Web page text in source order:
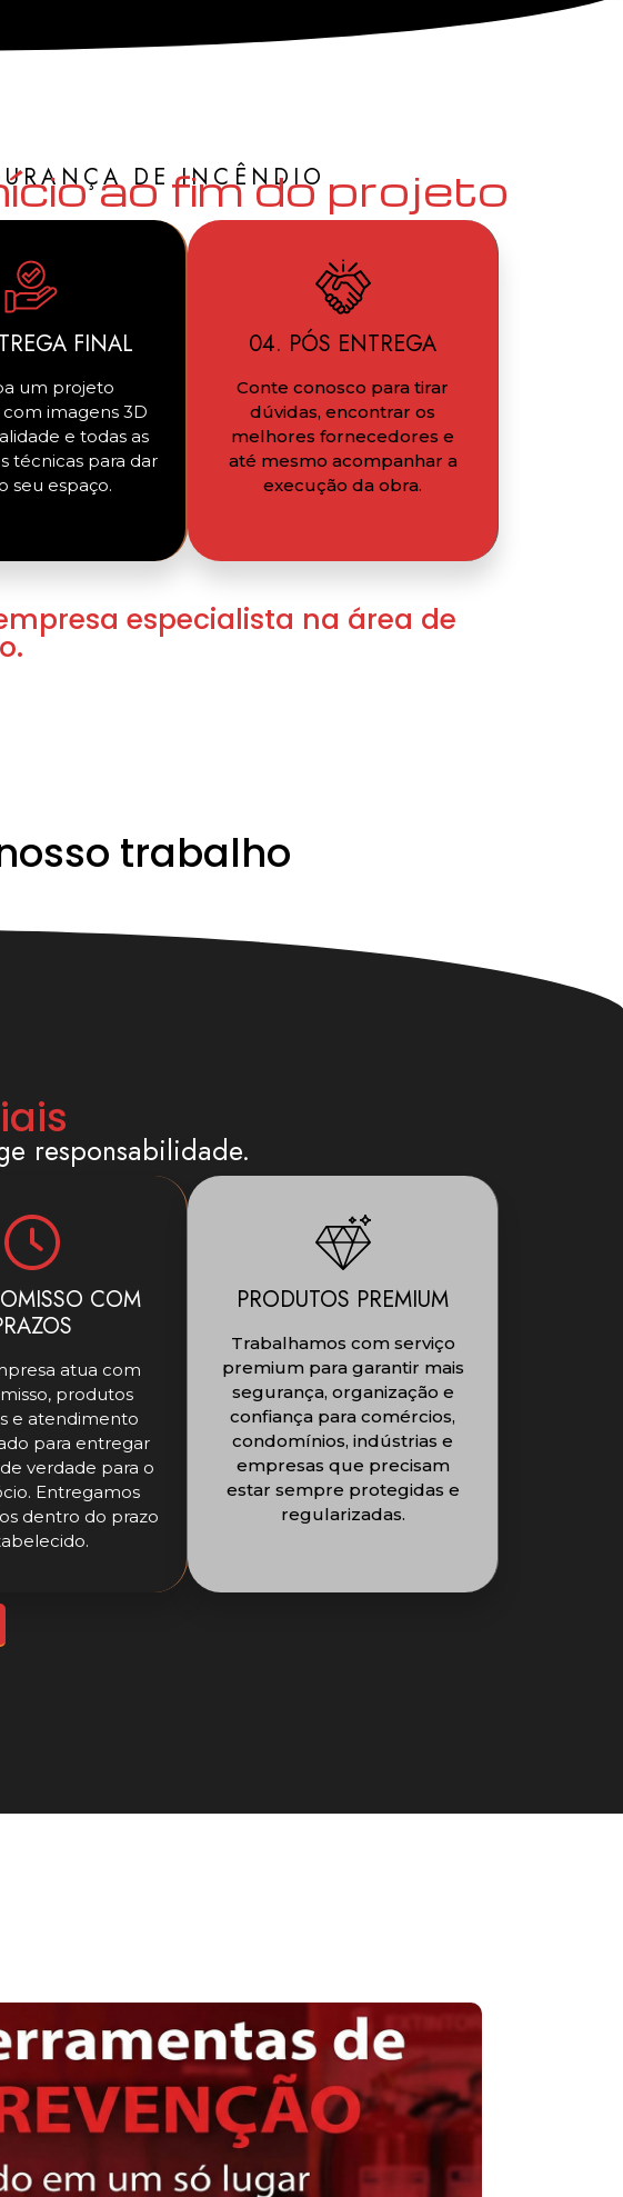
DE INCÊNDIO
ao fim do projeto
FINAL
um projeto
imagens 3D
e todas as
técnicas para dar
seu espaço.
04. PÓS ENTREGA
Conte conosco para tirar
dúvidas, encontrar os
melhores fornecedores e
até mesmo acompanhar a
execução da obra.
especialista na área de
trabalho
responsabilidade.
COM
atua com
produtos
e atendimento
para entregar
verdade para o
Entregamos
dentro do prazo
PRODUTOS PREMIUM
Trabalhamos com serviço
premium para garantir mais
segurança, organização e
confiança para comércios,
condomínios, indústrias e
empresas que precisam
estar sempre protegidas e
regularizadas.